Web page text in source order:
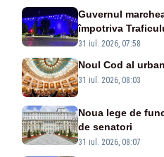
Guvernul
împotriva
Victoria, iluminat
31 iul. 2026, 07:58
Noul Cod al
31 iul. 2026, 08:03
Noua lege de
de senatori
31 iul. 2026, 08:07